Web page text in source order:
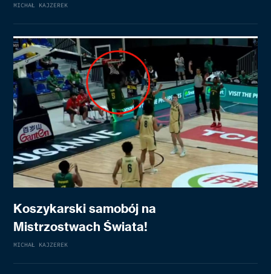
MICHAŁ KAJZEREK
Koszykarski samobój na
Mistrzostwach Świata!
MICHAŁ KAJZEREK